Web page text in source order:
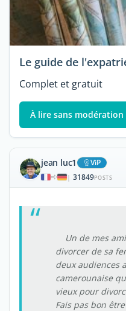
Le guide de
Complet et gratuit
À lire sans modération
jean luc1 ViP
| 31849POSTS
Un de mes
divorcer de sa
deux audiences
camerounaise
vieux pour
Fais pas bon